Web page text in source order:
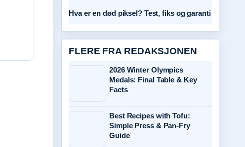
Hva er en død piksel? Test, fiks og garanti
FLERE FRA REDAKSJONEN
2026 Winter Olympics
Medals: Final Table & Key
Facts
Best Recipes with Tofu:
Simple Press & Pan-Fry
Guide